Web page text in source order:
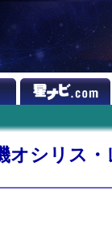
オシリス